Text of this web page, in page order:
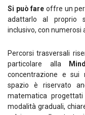
Si può fare offre un
adattarlo al proprio
inclusivo, con numerosi
Percorsi trasversali
particolare alla
concentrazione e sui
spazio è riservato
matematica
modalità graduali,